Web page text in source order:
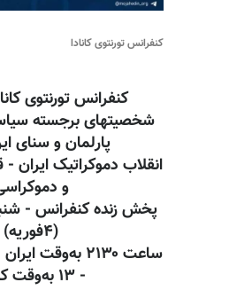
کنفرانس تورنتوی کانادا
کنفرانس تورنتوی
شخصیتهای برجسته
پارلمان و سنای
انقلاب دموکراتیک ایران -
و
(۴فوریه)
- ۱۳ به‌وقت کانادا